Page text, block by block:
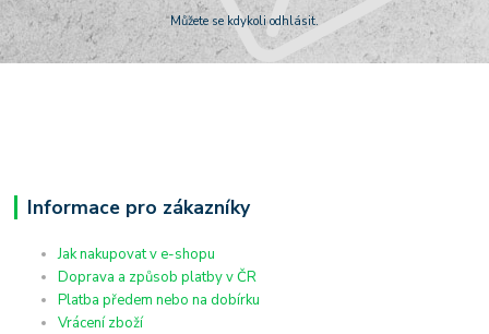
Můžete se kdykoli odhlásit.
Informace pro zákazníky
Jak nakupovat v e-shopu
Doprava a způsob platby v ČR
Platba předem nebo na dobírku
Vrácení zboží